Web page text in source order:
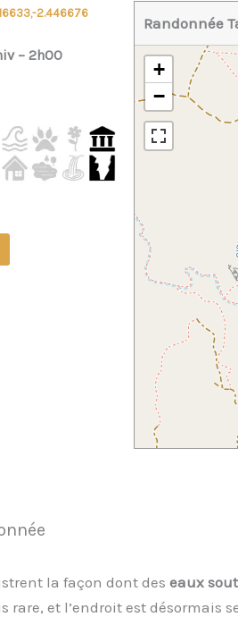
2.446676
– 2h00
Randonnée
+
−
la façon dont des eaux
rare, et l’endroit est désormais